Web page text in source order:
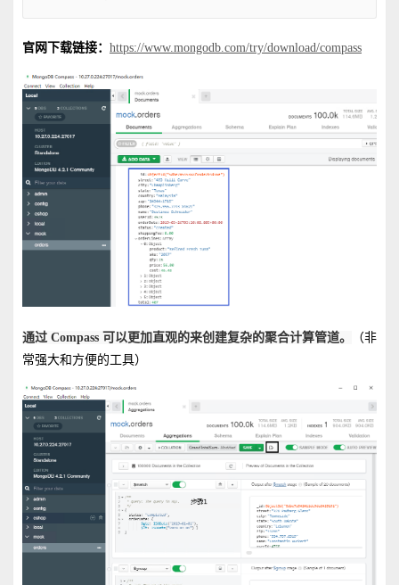
官网下载链接： https://www.mongodb.com/try/download/compass
通过 Compass 可以更加直观的来创建复杂的聚合计算管道。
（非
常强大和方便的工具）